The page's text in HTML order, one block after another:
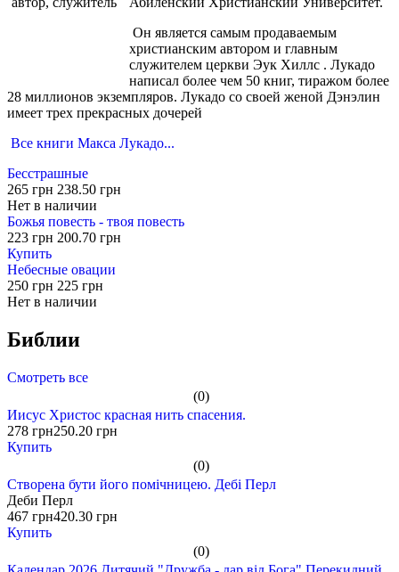
Он является самым продаваемым
христианским автором и главным
служителем церкви Эук Хиллс . Лукадо
написал более чем 50 книг, тиражом более
28 миллионов экземпляров. Лукадо со своей женой Дэнэлин
имеет трех прекрасных дочерей
Все книги Макса Лукадо...
Бесстрашные
265 грн 238.50 грн
Нет в наличии
Божья повесть - твоя повесть
223 грн 200.70 грн
Купить
Небесные овации
250 грн 225 грн
Нет в наличии
Библии
Смотреть все
(0)
Иисус Христос красная нить спасения.
278 грн250.20 грн
Купить
(0)
Створена бути його помічницею. Дебі Перл
Деби Перл
467 грн420.30 грн
Купить
(0)